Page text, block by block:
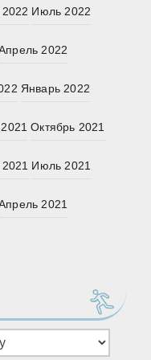
2022 Июль 2022
2022
Январь 2022
Октябрь 2021
2021 Июль 2021
2021